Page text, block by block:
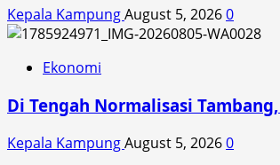
Kepala KampungAugust 5, 20260
Ekonomi
Di Tengah Normalisasi
Kepala KampungAugust 5, 20260